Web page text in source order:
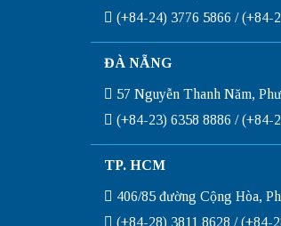
(+84-24) 3776 5866 / (+84-
ĐÀ NẴNG
57 Nguyễn Thanh Năm,
(+84-23) 6358 8886 / (+84-
TP. HCM
406/85 đường Cộng Hòa,
(+84-28) 3811 8628 / (+84-